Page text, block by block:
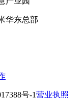
华东总部
号-1营业执照